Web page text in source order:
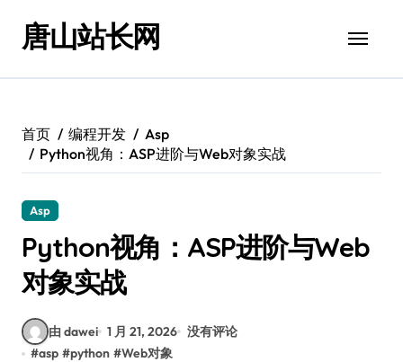
唐山站长网
首页 编程开发
Asp
Python视角：ASP进阶与Web对象实战
Asp
Python视角：ASP进阶与Web
对象实战
由 dawei 1 月 21, 2026 没有评论
#asp #python #Web对象